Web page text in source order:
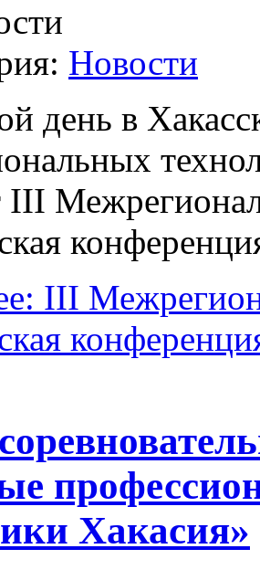
Новости
день в
III
III
Хакасия»